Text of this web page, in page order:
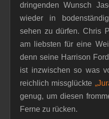
dringenden Wunsch
wieder in
sehen zu dürfen. Chris
am liebsten für eine
denn seine Harrison
ist inzwischen so was
reichlich missglückte
genug, um diesen
Ferne zu rücken.